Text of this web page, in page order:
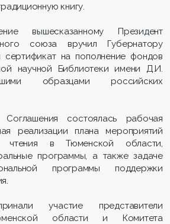
книгу.
вышесказанному Президент
союза вручил Губернатору
на пополнение фондов
научной Библиотеки имени Д.И.
образцами российских
состоялась рабочая
реализации плана мероприятий
чтения в Тюменской области,
программы, а также задаче
программы поддержки
участие представители
области и Комитета